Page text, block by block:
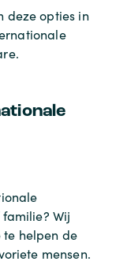
deze opties in
Wij
te helpen de
mensen.